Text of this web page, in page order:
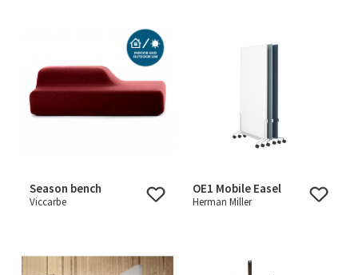
Season bench
Viccarbe
OE1 Mobile Easel
Herman Miller